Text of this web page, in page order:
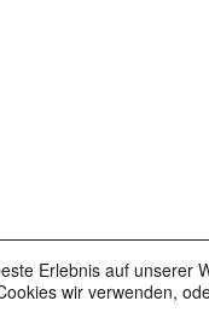
Erlebnis auf unserer
wir verwenden,